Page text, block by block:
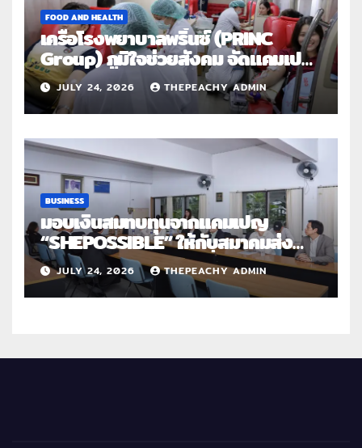
FOOD AND HEALTH
เครือโรงพยาบาลพริ้นซ์ (PRINC
Group) ภูมิใจช่วยสังคม จัดแคมเปญ
ใหญ่ระดับประเทศ “PRINC ผสาน :
สานต่อการให้ไม่สิ้นสุด”
JULY 24, 2026 THEPEACHY ADMIN
BUSINESS
มอบเงินสมทบทุนจากแคมเปญ
“SHEPOSSIBLE” ให้กับสมาคมส่ง
เสริมสถานภาพสตรีฯ เนื่องในวันสตรี
สากล 2569
JULY 24, 2026 THEPEACHY ADMIN